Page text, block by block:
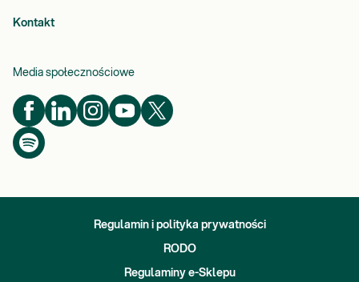
Kontakt
Media społecznościowe
Regulamin i polityka prywatności
RODO
Regulaminy e-Sklepu